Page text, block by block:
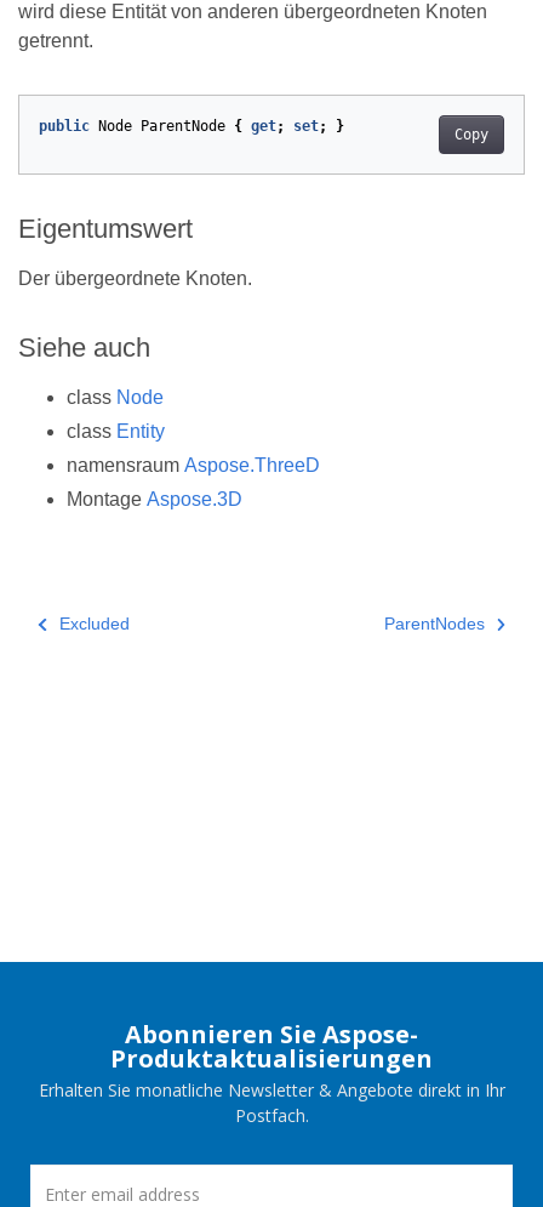
wird diese Entität von anderen übergeordneten Knoten
getrennt.
Copy
public Node ParentNode { get; set; }
Eigentumswert
Der übergeordnete Knoten.
Siehe auch
class Node
class Entity
namensraum Aspose.ThreeD
Montage Aspose.3D
Excluded ParentNodes
Abonnieren Sie Aspose-
Produktaktualisierungen
Erhalten Sie monatliche Newsletter & Angebote direkt in Ihr
Postfach.